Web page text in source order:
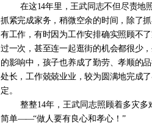
在这14年里，王武同志不但尽责地
抓紧完成家务，稍微空余的时间，除了
有工作，有时因为工作安排确实照顾不
过一次，甚至连一起逛街的机会都很少
的影响中，孩子也养成了勤劳、孝顺的
处长，工作兢兢业业，较为圆满地完成
定。
整整14年，王武同志照顾着多灾
简单——“做人要有良心和孝心！”